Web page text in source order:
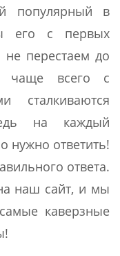
популярный в
его с первых
перестаем до
чаще всего с
сталкиваются
на каждый
нужно ответить!
ответа.
наш сайт, и мы
каверзные